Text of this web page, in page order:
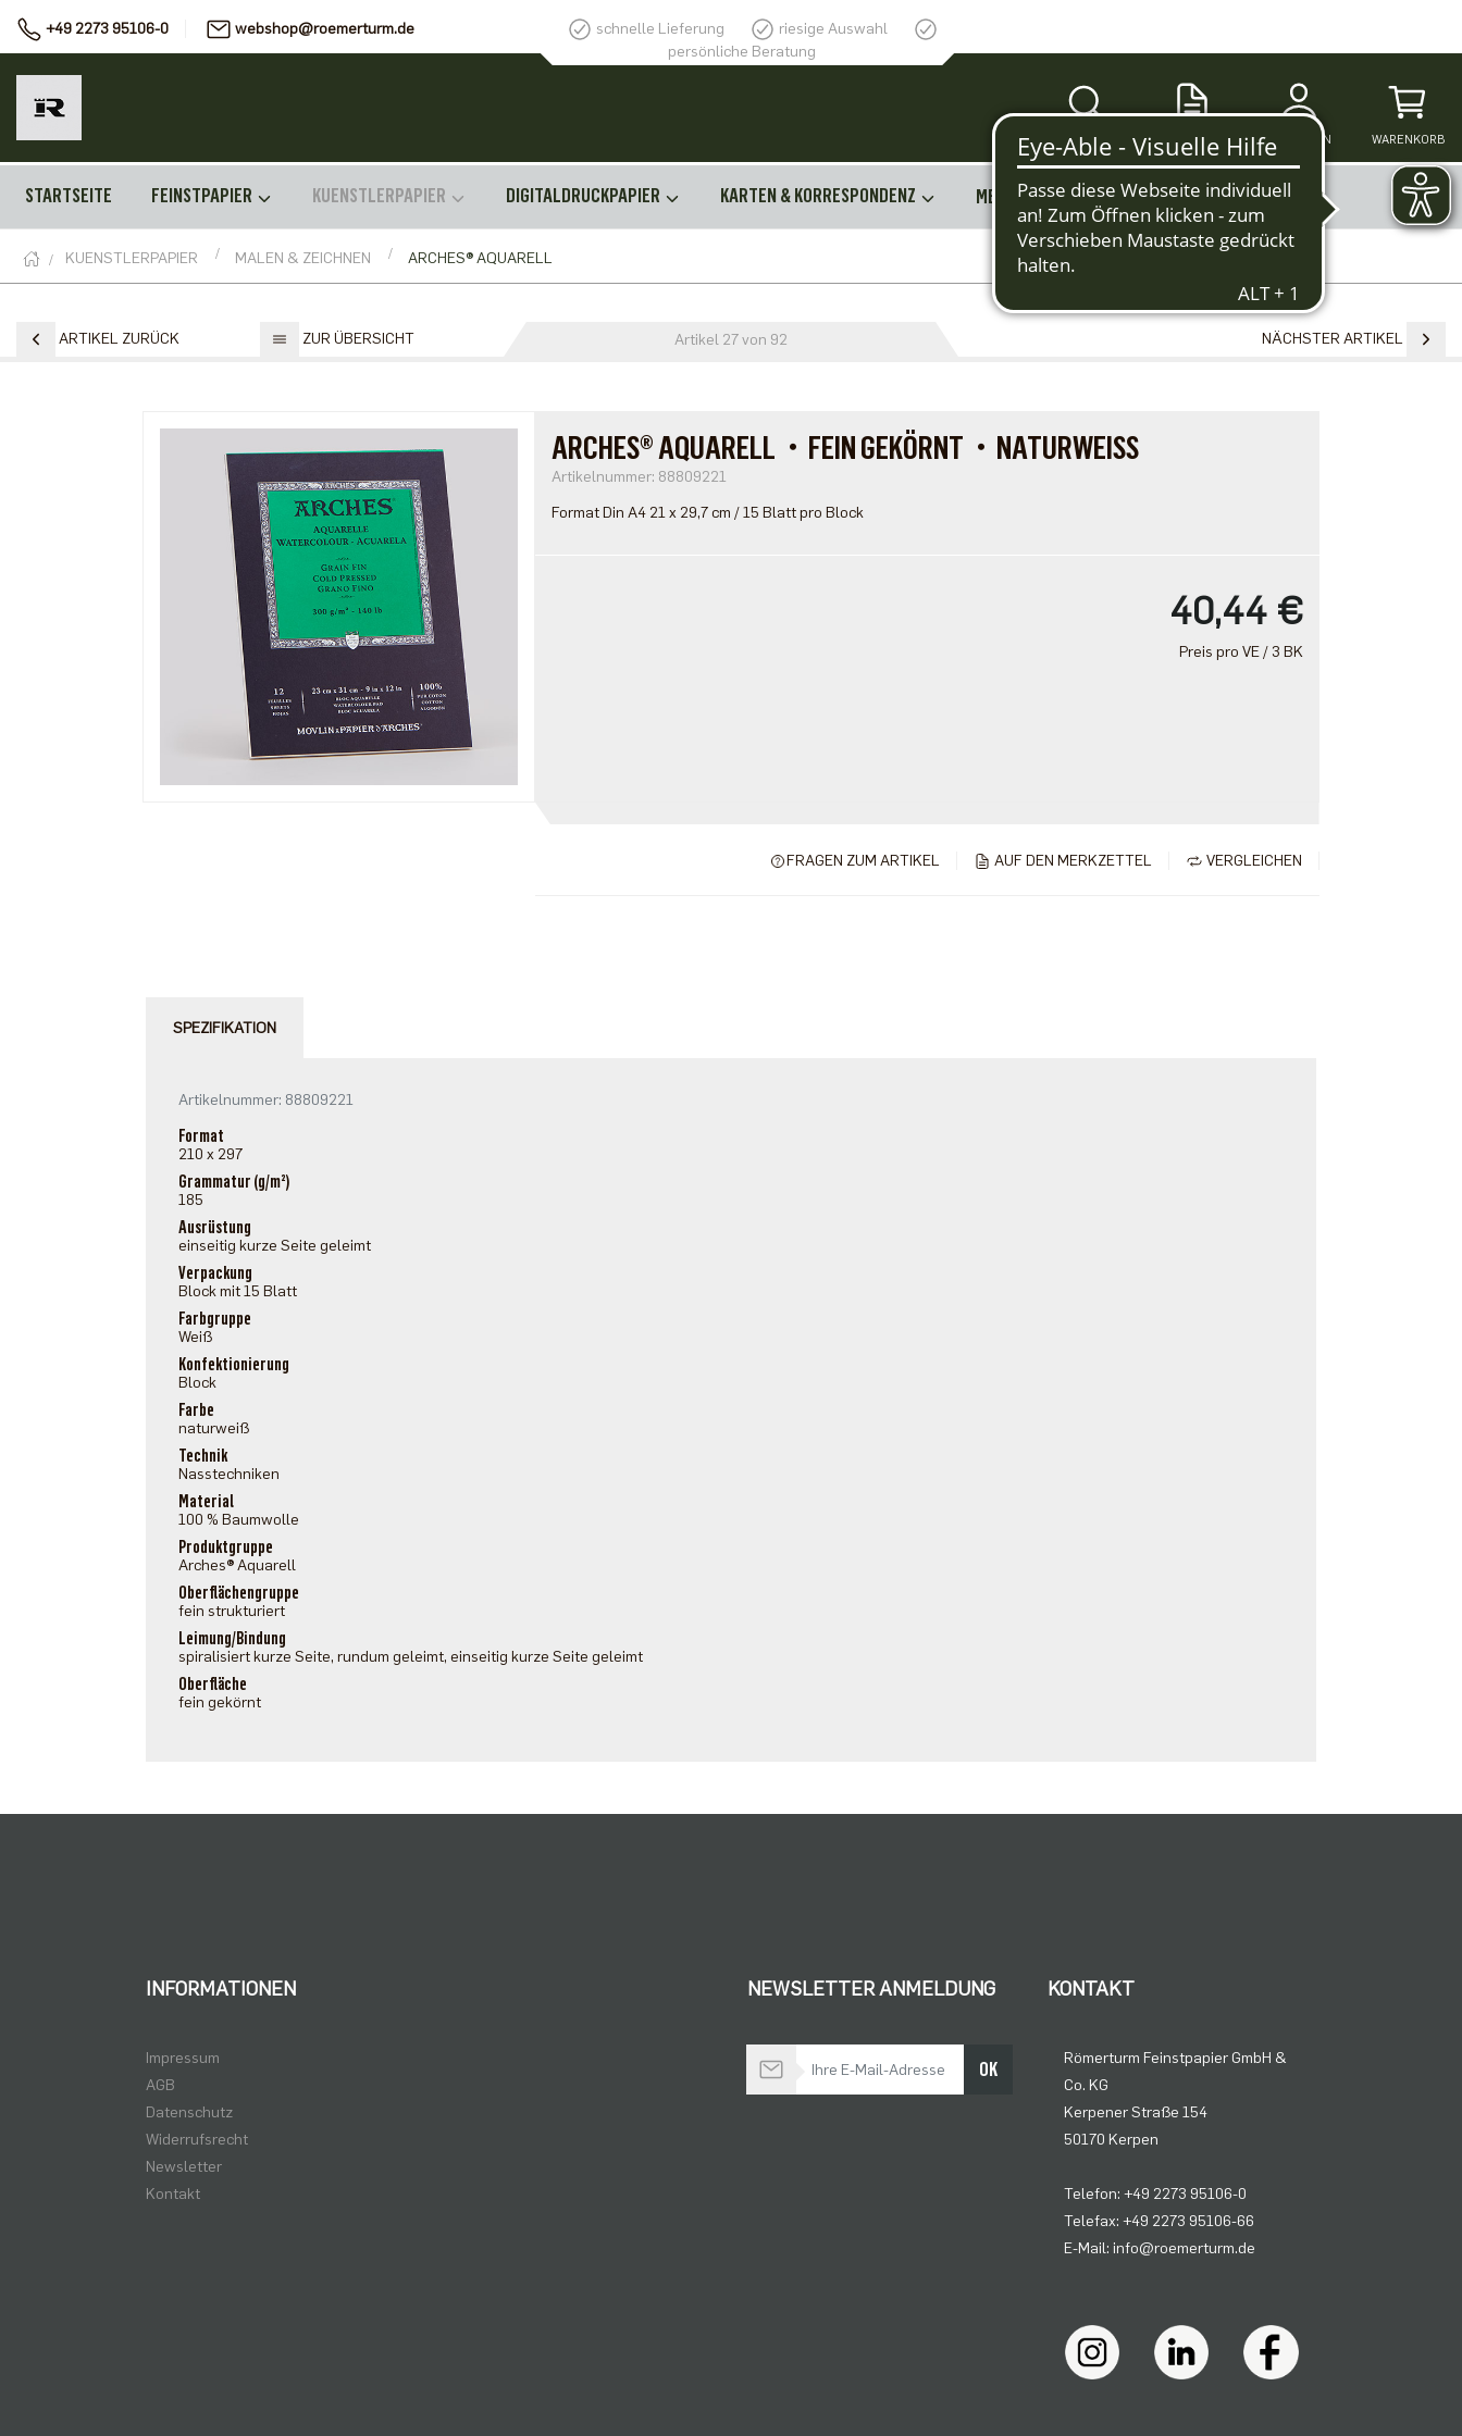
+49 2273 95106-0 webshop@roemerturm.de schnelle Lieferung
riesige Auswahl
persönliche Beratung
SUCHE MERKZETTEL ANMELDEN WARENKORB
STARTSEITE FEINSTPAPIER KUENSTLERPAPIER DIGITALDRUCKPAPIER KARTEN & KORRESPONDENZ MEHR
KUENSTLERPAPIER MALEN & ZEICHNEN ARCHES® AQUARELL
ARTIKEL ZURÜCK ZUR ÜBERSICHT Artikel 27 von 92 NÄCHSTER ARTIKEL
ARCHES® AQUARELL・FEIN GEKÖRNT・NATURWEISS
Artikelnummer: 88809221
Format Din A4 21 x 29,7 cm / 15 Blatt pro Block
40,44 €
Preis pro VE / 3 BK
VERGLEICHEN
AUF DEN MERKZETTEL
FRAGEN ZUM ARTIKEL
SPEZIFIKATION
Artikelnummer: 88809221
Format
210 x 297
Grammatur (g/m²)
185
Ausrüstung
einseitig kurze Seite geleimt
Verpackung
Block mit 15 Blatt
Farbgruppe
Weiß
Konfektionierung
Block
Farbe
naturweiß
Technik
Nasstechniken
Material
100 % Baumwolle
Produktgruppe
Arches® Aquarell
Oberflächengruppe
fein strukturiert
Leimung/Bindung
spiralisiert kurze Seite, rundum geleimt, einseitig kurze Seite geleimt
Oberfläche
fein gekörnt
INFORMATIONEN
Impressum
AGB
Datenschutz
Widerrufsrecht
Newsletter
Kontakt
NEWSLETTER ANMELDUNG
Bleiben Sie auf dem Laufenden OK
KONTAKT
Römerturm Feinstpapier GmbH &
Co. KG
Kerpener Straße 154
50170 Kerpen
Telefon: +49 2273 95106-0
Telefax: +49 2273 95106-66
E-Mail: info@roemerturm.de